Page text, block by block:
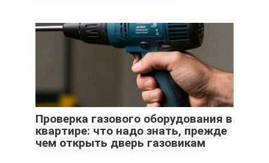
Проверка газового оборудования в
квартире: что надо знать, прежде
чем открыть дверь газовикам